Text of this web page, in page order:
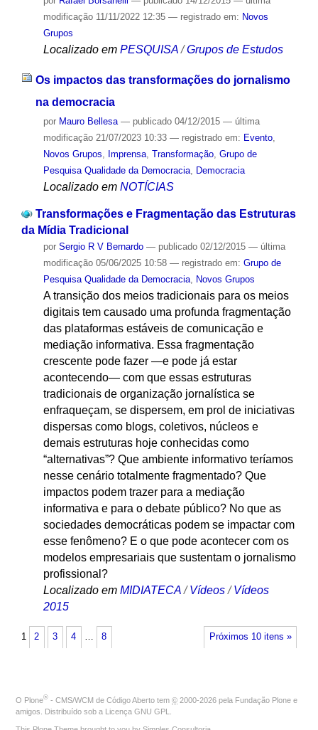
modificação11/11/2022 12:35 — registrado em: Novos
Grupos
Localizado em PESQUISA /Grupos de Estudos
Os impactos das transformações do jornalismo
na democracia
por Mauro Bellesa — publicado04/12/2015 — última
modificação21/07/2023 10:33 — registrado em: Evento,
Novos Grupos
Imprensa, Transformação, Grupo de
Pesquisa Qualidade da Democracia, Democracia
Localizado em NOTÍCIAS
Transformações e Fragmentação das Estruturas
da Mídia Tradicional
por Sergio R V Bernardo — publicado02/12/2015 — última
modificação05/06/2025 10:58 — registrado em: Grupo de
Pesquisa Qualidade da Democracia, Novos Grupos
A transição dos meios tradicionais para os meios
digitais tem causado uma profunda fragmentação
das plataformas estáveis de comunicação e
mediação informativa. Essa fragmentação
crescente pode fazer —e pode já estar
acontecendo— com que essas estruturas
tradicionais de organização jornalística se
enfraqueçam, se dispersem, em prol de iniciativas
dispersas como blogs, coletivos, núcleos e
demais estruturas hoje conhecidas como
“alternativas”? Que ambiente informativo teríamos
nesse cenário totalmente fragmentado? Que
impactos podem trazer para a mediação
informativa e para o debate público? No que as
sociedades democráticas podem se impactar com
esse fenômeno? E o que pode acontecer com os
modelos empresariais que sustentam o jornalismo
profissional?
Localizado em MIDIATECA /Vídeos /Vídeos
2015
Próximos 10 itens »
1 2 3 4 … 8
O Plone® - CMS/WCM de Código Aberto tem © 2000-2026 pela Fundação Plone e
amigos. Distribuído sob a Licença GNU GPL